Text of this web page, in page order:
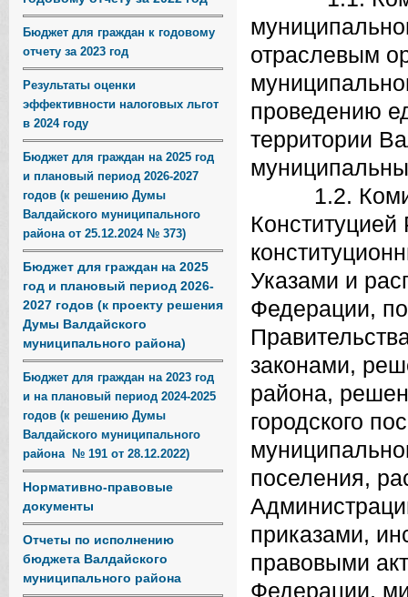
Бюджет для граждан к годовому
отчету за 2023 год
Результаты оценки
эффективности налоговых льгот
в 2024 году
Бюджет для граждан на 2025 год
и плановый период 2026-2027
годов (к решению Думы
Валдайского муниципального
района от 25.12.2024 № 373)
Бюджет для граждан на 2025
год и плановый период 2026-
2027 годов (к проекту решения
Думы Валдайского
муниципального района)
Бюджет для граждан на 2023 год
и на плановый период 2024-2025
годов (к решению Думы
Валдайского муниципального
района № 191 от 28.12.2022)
Нормативно-правовые
документы
Отчеты по исполнению
бюджета Валдайского
муниципального района
отраслевым
проведению
территории
1.2.
Указами и
Федерации,
законами,
района,
городского
поселения,
приказами,
правовыми
Федерации,